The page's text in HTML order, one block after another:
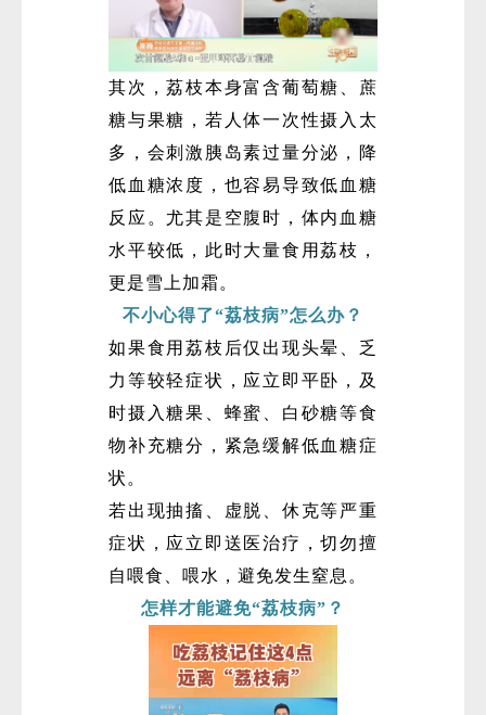
其次，荔枝本身富含葡萄糖、蔗
糖与果糖，若人体一次性摄入太
多，会刺激胰岛素过量分泌，降
低血糖浓度，也容易导致低血糖
反应。尤其是空腹时，体内血糖
水平较低，此时大量食用荔枝，
更是雪上加霜。
不小心得了“荔枝病”怎么办？
如果食用荔枝后仅出现头晕、乏
力等较轻症状，应立即平卧，及
时摄入糖果、蜂蜜、白砂糖等食
物补充糖分，紧急缓解低血糖症
状。
若出现抽搐、虚脱、休克等严重
症状，应立即送医治疗，切勿擅
自喂食、喂水，避免发生窒息。
怎样才能避免“荔枝病”？